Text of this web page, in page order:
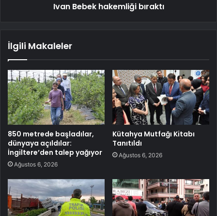
Ivan Bebek hakemliği bıraktı
İlgili Makaleler
850 metrede başladılar,
dünyaya açıldılar:
İngiltere’den talep yağıyor
Ağustos 6, 2026
Kütahya Mutfağı Kitabı
Tanıtıldı
Ağustos 6, 2026